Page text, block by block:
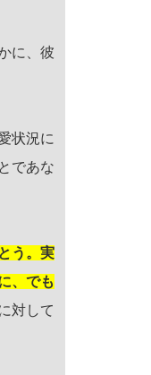
に、彼
状況に
であな
う。実
、でも
対して